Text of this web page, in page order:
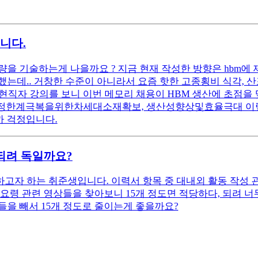
다.
기술하는게 나을까요 ? 지금 현재 작성한 방향은 hbm에
데.. 거창한 수준이 아니라서 요즘 핫한 고종횡비 식각,
자 강의를 보니 이번 메모리 채용이 HBM 생산에 초점
계극복을위한차세대소재확보, 생산성향상및효율극대
걱정입니다.
려 독일까요?
자 하는 취준생입니다. 이력서 항목 중 대내외 활동 작성
령 관련 영상들을 찾아보니 15개 정도면 적당하다, 되려
을 빼서 15개 정도로 줄이는게 좋을까요?